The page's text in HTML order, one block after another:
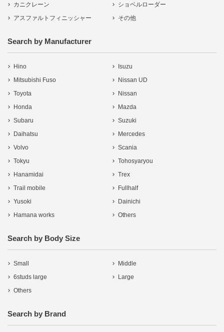
カニクレーン
ショベルローダー
アスファルトフィニッシャー
その他
Search by Manufacturer
Hino
Isuzu
Mitsubishi Fuso
Nissan UD
Toyota
Nissan
Honda
Mazda
Subaru
Suzuki
Daihatsu
Mercedes
Volvo
Scania
Tokyu
Tohosyaryou
Hanamidai
Trex
Trail mobile
Fullhalf
Yusoki
Dainichi
Hamana works
Others
Search by Body Size
Small
Middle
6studs large
Large
Others
Search by Brand